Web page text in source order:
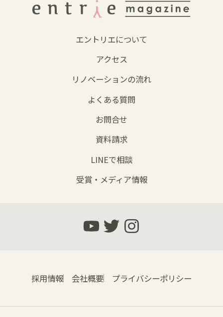
エントリエについて
アクセス
リノベーションの流れ
よくある質問
お問合せ
資料請求
LINEで相談
受賞・メディア情報
採用情報 会社概要 プライバシーポリシー